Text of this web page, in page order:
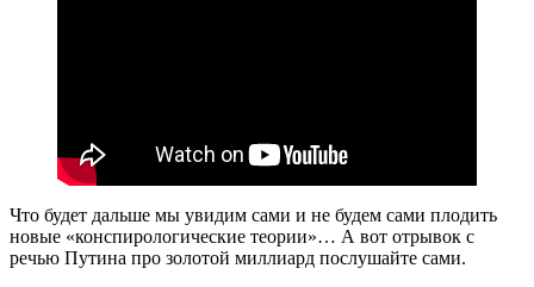
Что будет дальше мы увидим сами и не будем сами плодить
новые «конспирологические теории»… А вот отрывок с
речью Путина про золотой миллиард послушайте сами.